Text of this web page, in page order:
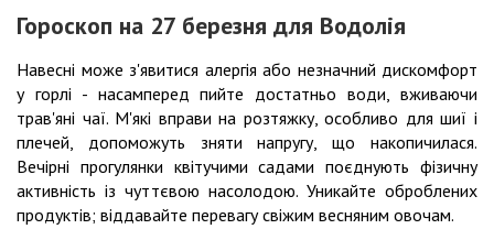
Гороскоп на 27 березня для Водолія
Навесні може з'явитися алергія або незначний дискомфорт
у горлі - насамперед пийте достатньо води, вживаючи
трав'яні чаї. М'які вправи на розтяжку, особливо для шиї і
плечей, допоможуть зняти напругу, що накопичилася.
Вечірні прогулянки квітучими садами поєднують фізичну
активність із чуттєвою насолодою. Уникайте оброблених
продуктів; віддавайте перевагу свіжим весняним овочам.